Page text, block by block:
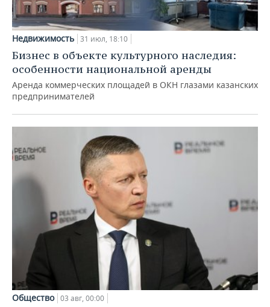
Недвижимость 31 июл, 18:10
Бизнес в объекте культурного наследия:
особенности национальной аренды
Аренда коммерческих площадей в ОКН глазами казанских
предпринимателей
Общество 03 авг, 00:00